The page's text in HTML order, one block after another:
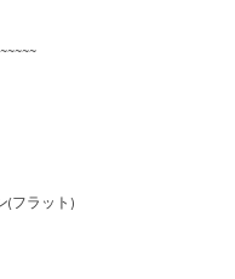
(フラット)